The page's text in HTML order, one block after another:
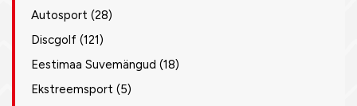
Autosport (28)
Discgolf (121)
Eestimaa Suvemängud (18)
Ekstreemsport (5)